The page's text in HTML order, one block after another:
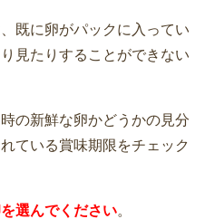
既に卵がパックに入ってい
見たりすることができない
の新鮮な卵かどうかの見分
ている賞味期限をチェック
選んでください。